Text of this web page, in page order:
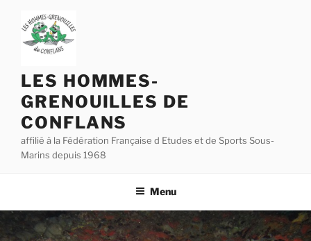
contenu
principal
LES HOMMES-
GRENOUILLES DE
CONFLANS
affilié à la Fédération Française d Etudes et de Sports Sous-
Marins depuis 1968
Menu